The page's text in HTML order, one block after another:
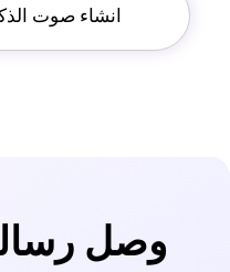
انشاء صوت
وصل